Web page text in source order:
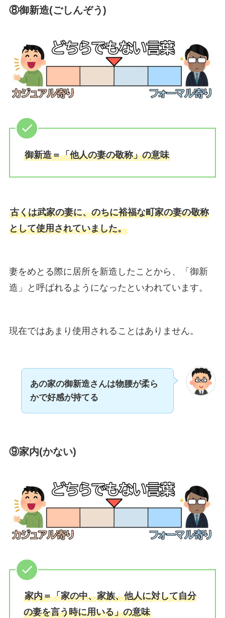
⑧御新造(ごしんぞう)
御新造＝「他人の妻の敬称」の意味
古くは武家の妻に、のちに裕福な町家の妻の敬称
として使用されていました。
妻をめとる際に居所を新造したことから、「御新
造」と呼ばれるようになったといわれています。
現在ではあまり使用されることはありません。
あの家の御新造さんは物腰が柔ら
かで好感が持てる
⑨家内(かない)
家内＝「家の中、家族、他人に対して自分
の妻を言う時に用いる」の意味